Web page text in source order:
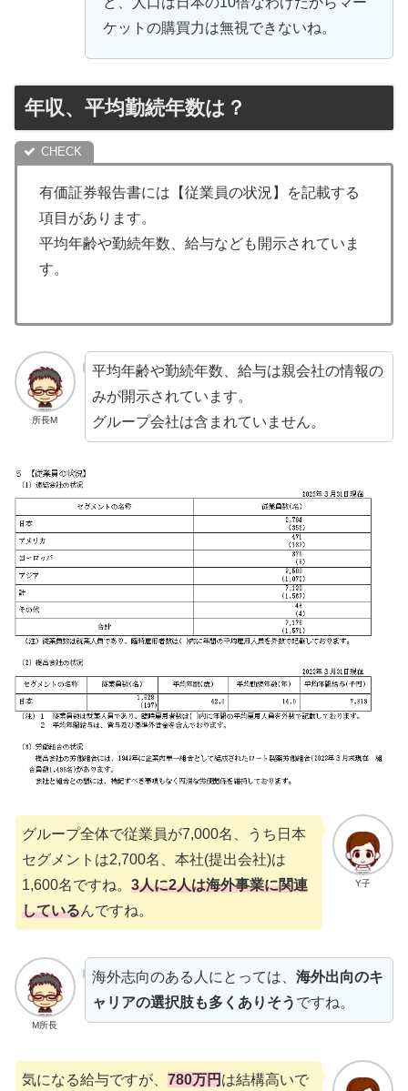
ケットの購買力は無視できないね。
年収、平均勤続年数は？
有価証券報告書には【従業員の状況】を記載する
項目があります。
平均年齢や勤続年数、給与なども開示されていま
す。
所長M
平均年齢や勤続年数、給与は親会社の情報の
みが開示されています。
グループ会社は含まれていません。
Y子
グループ全体で従業員が7,000名、うち日本
セグメントは2,700名、本社(提出会社)は
1,600名ですね。 3人に2人は海外事業に関連
しているんですね。
M所長
海外志向のある人にとっては、 海外出向のキ
ャリアの選択肢も多くありそう ですね。
気になる給与ですが、 780万円 は結構高いで